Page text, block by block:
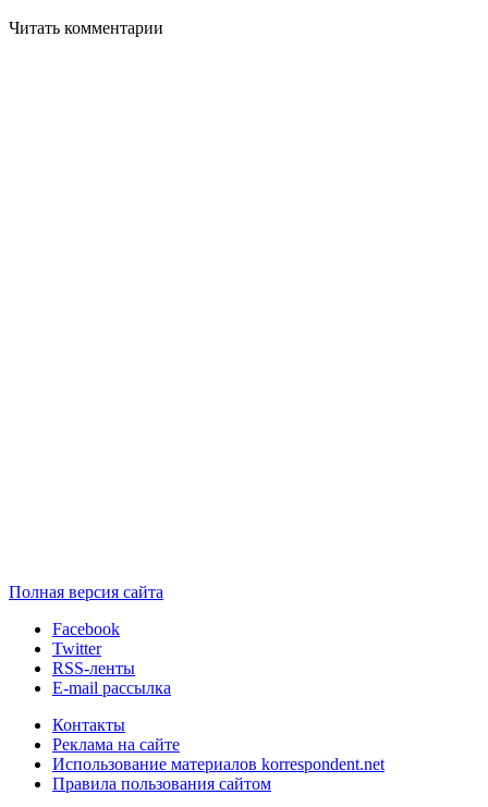
Читать комментарии
Полная версия сайта
Facebook
Twitter
RSS-ленты
E-mail рассылка
Контакты
Реклама на сайте
Использование материалов korrespondent.net
Правила пользования сайтом